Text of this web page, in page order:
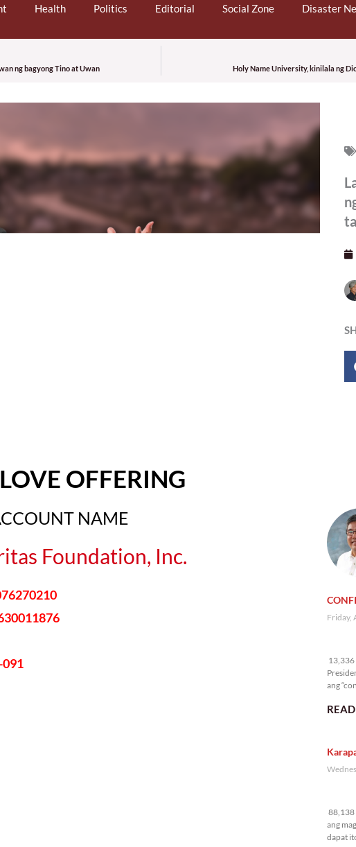
Health Politics Editorial Social Zone Disaster
ng bagyong Tino at Uwan Holy Name University, kinilala ng
OFFERING
NAME
Foundation, Inc.
091
Friday,
13,336
ang
88,138
ang
dapat